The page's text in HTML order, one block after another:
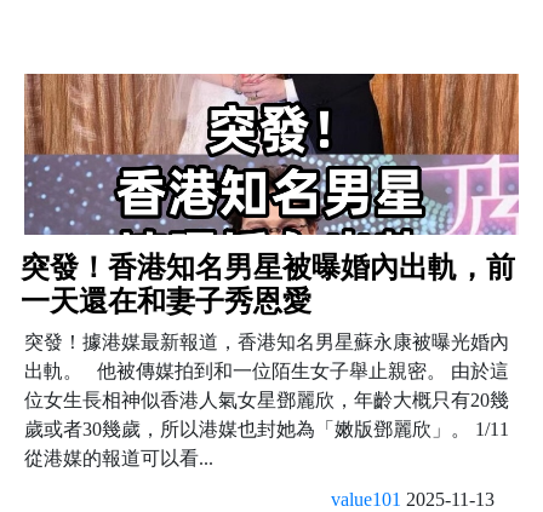
突發！香港知名男星被曝婚內出軌，前
一天還在和妻子秀恩愛
突發！據港媒最新報道，香港知名男星蘇永康被曝光婚內
出軌。 他被傳媒拍到和一位陌生女子舉止親密。 由於這
位女生長相神似香港人氣女星鄧麗欣，年齡大概只有20幾
歲或者30幾歲，所以港媒也封她為「嫩版鄧麗欣」。 1/11
從港媒的報道可以看...
value101 2025-11-13